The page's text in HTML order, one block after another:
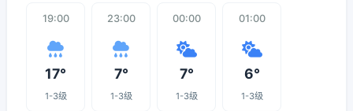
19:00
17°
1-3级
23:00
7°
1-3级
00:00
7°
1-3级
01:00
6°
1-3级